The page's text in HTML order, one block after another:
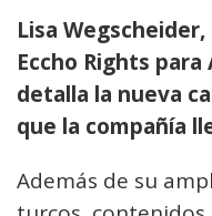
Lisa
Eccho Rights
detalla la nueva
que la compañía
Además de su